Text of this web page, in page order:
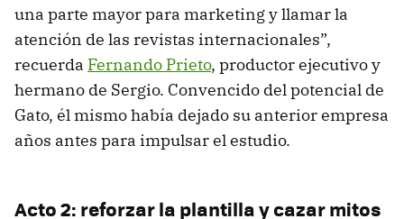
una parte mayor para marketing y llamar la
atención de las revistas internacionales”,
recuerda Fernando Prieto, productor ejecutivo y
hermano de Sergio. Convencido del potencial de
Gato, él mismo había dejado su anterior empresa
años antes para impulsar el estudio.
Acto 2: reforzar la plantilla y cazar mitos